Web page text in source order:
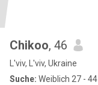
Chikoo, 46
L'viv, L'viv, Ukraine
Suche: Weiblich 27 - 44